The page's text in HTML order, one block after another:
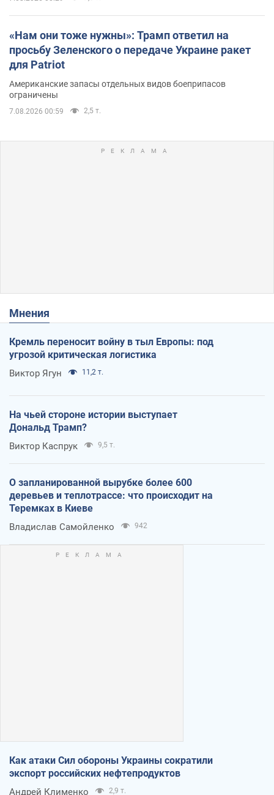
«Нам они тоже нужны»: Трамп ответил на
просьбу Зеленского о передаче Украине ракет
для Patriot
Американские запасы отдельных видов боеприпасов
ограничены
7.08.2026 00:59 2,5 т.
Мнения
Кремль переносит войну в тыл Европы: под
угрозой критическая логистика
Виктор Ягун 11,2 т.
На чьей стороне истории выступает
Дональд Трамп?
Виктор Каспрук 9,5 т.
О запланированной вырубке более 600
деревьев и теплотрассе: что происходит на
Теремках в Киеве
Владислав Самойленко 942
Как атаки Сил обороны Украины сократили
экспорт российских нефтепродуктов
Андрей Клименко 2,9 т.